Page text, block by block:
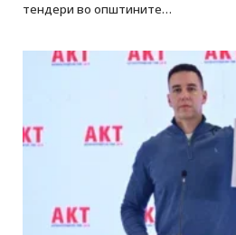
тендери во општините…